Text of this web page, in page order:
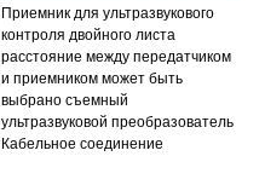
Приемник для ультразвукового
контроля двойного листа
расстояние между передатчиком
и приемником может быть
выбрано съемный
ультразвуковой преобразователь
Кабельное соединение